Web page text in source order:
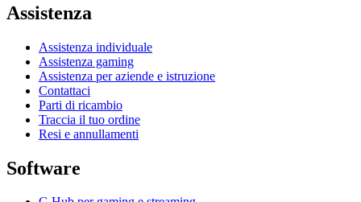
Assistenza
Assistenza individuale
Assistenza gaming
Assistenza per aziende e istruzione
Contattaci
Parti di ricambio
Traccia il tuo ordine
Resi e annullamenti
Software